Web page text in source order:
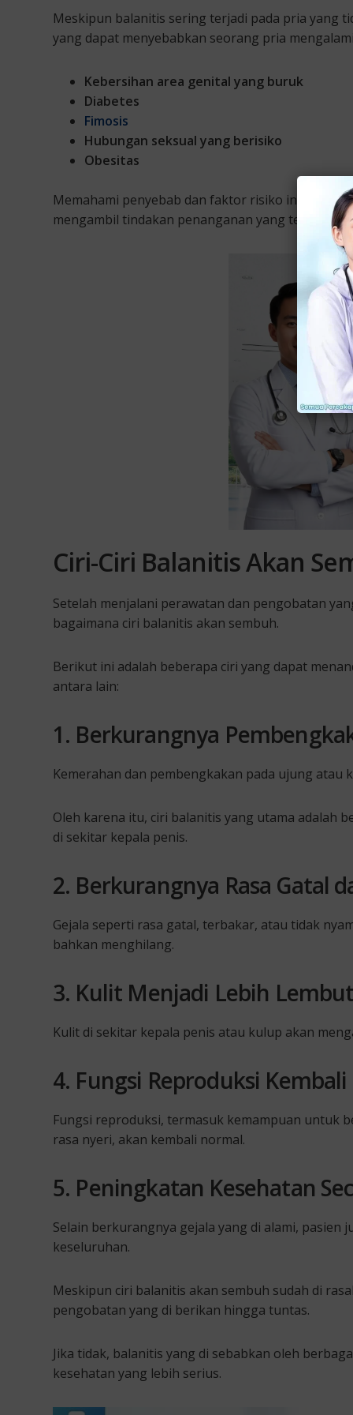
Meskipun balanitis sering terjadi pada pria yang
yang dapat menyebabkan seorang pria
Kebersihan area genital yang buruk
Diabetes
Fimosis
Hubungan seksual yang berisiko
Obesitas
Memahami penyebab dan faktor risiko ini,
mengambil tindakan penanganan yang tepat.
Ciri-Ciri Balanitis Akan
Setelah menjalani perawatan dan pengobatan
bagaimana ciri balanitis akan sembuh.
Berikut ini adalah beberapa ciri yang dapat
antara lain:
1. Berkurangnya
Kemerahan dan pembengkakan pada ujung atau
Oleh karena itu, ciri balanitis yang utama adalah
di sekitar kepala penis.
2. Berkurangnya Rasa Gatal
Gejala seperti rasa gatal, terbakar, atau tidak
bahkan menghilang.
3. Kulit Menjadi Lebih
Kulit di sekitar kepala penis atau kulup akan
4. Fungsi Reproduksi
Fungsi reproduksi, termasuk kemampuan untuk
rasa nyeri, akan kembali normal.
5. Peningkatan Kesehatan
Selain berkurangnya gejala yang di alami, pasien
keseluruhan.
Meskipun ciri balanitis akan sembuh sudah di
pengobatan yang di berikan hingga tuntas.
Jika tidak, balanitis yang di sebabkan oleh
kesehatan yang lebih serius.